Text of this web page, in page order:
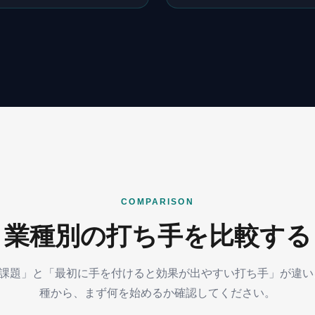
COMPARISON
業種別の打ち手を比較する
題」と「最初に手を付けると効果が出やすい打ち手」が違
種から、まず何を始めるか確認してください。